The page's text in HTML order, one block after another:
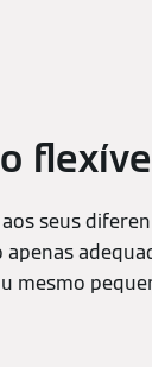
seus
mesmo